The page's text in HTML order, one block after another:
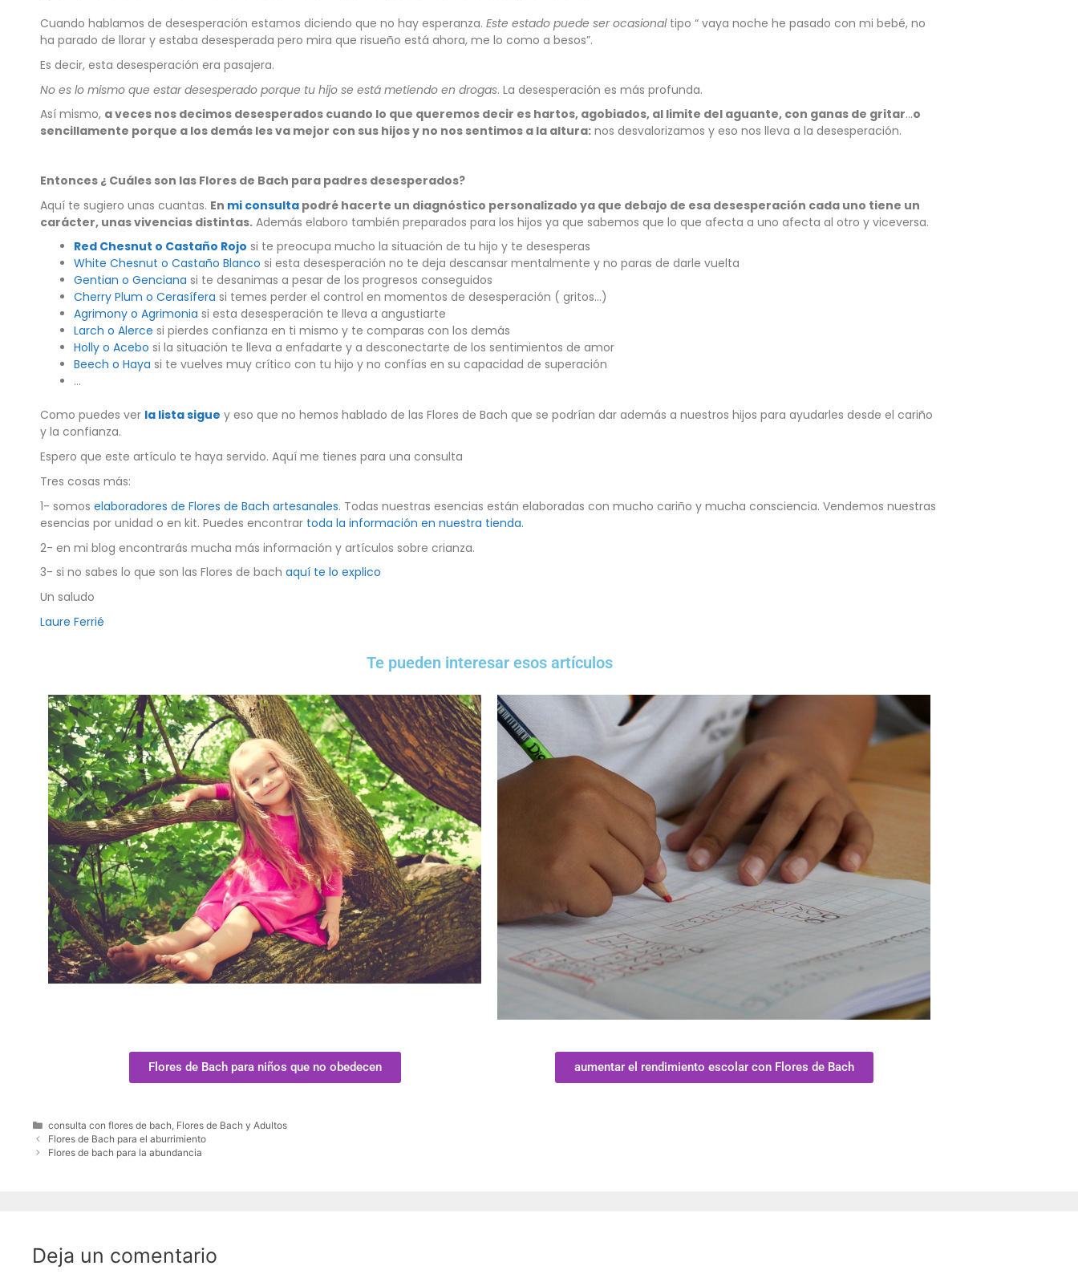
Cuando hablamos de desesperación estamos diciendo que no hay esperanza. Este estado puede ser ocasionaltipo “ vaya noche he pasado con mi bebé, no
ha parado de llorar y estaba desesperada pero mira que risueño está ahora, me lo como a besos”.
Es decir, esta desesperación era pasajera.
No es lo mismo que estar desesperado porque tu hijo se está metiendo en drogas. La desesperación es más profunda.
Así mismo, a veces nos decimos desesperados cuando lo que queremos decir es hartos, agobiados, al limite del aguante, con ganas de gritar…o
sencillamente porque a los demás les va mejor con sus hijos y no nos sentimos a la altura: nos desvalorizamos y eso nos lleva a la desesperación.
Entonces ¿ Cuáles son las Flores de Bach para padres desesperados?
Aquí te sugiero unas cuantas. En mi consulta podré hacerte un diagnóstico personalizado ya que debajo de esa desesperación cada uno tiene un
carácter, unas vivencias distintas. Además elaboro también preparados para los hijos ya que sabemos que lo que afecta a uno afecta al otro y viceversa.
Red Chesnut o Castaño Rojo si te preocupa mucho la situación de tu hijo y te desesperas
White Chesnut o Castaño Blanco si esta desesperación no te deja descansar mentalmente y no paras de darle vuelta
Gentian o Genciana si te desanimas a pesar de los progresos conseguidos
Cherry Plum o Cerasífera si temes perder el control en momentos de desesperación ( gritos…)
Agrimony o Agrimonia si esta desesperación te lleva a angustiarte
Larch o Alerce si pierdes confianza en ti mismo y te comparas con los demás
Holly o Acebo si la situación te lleva a enfadarte y a desconectarte de los sentimientos de amor
Beech o Haya si te vuelves muy crítico con tu hijo y no confías en su capacidad de superación
…
Como puedes ver la lista sigue y eso que no hemos hablado de las Flores de Bach que se podrían dar además a nuestros hijos para ayudarles desde el cariño
y la confianza.
Espero que este artículo te haya servido. Aquí me tienes para una consulta
Tres cosas más:
1- somos elaboradores de Flores de Bach artesanales. Todas nuestras esencias están elaboradas con mucho cariño y mucha consciencia. Vendemos nuestras
esencias por unidad o en kit. Puedes encontrar toda la información en nuestra tienda.
2- en mi blog encontrarás mucha más información y artículos sobre crianza.
3- si no sabes lo que son las Flores de bach aquí te lo explico
Un saludo
Laure Ferrié
Te pueden interesar esos artículos
Flores de Bach para niños que no obedecen aumentar el rendimiento escolar con Flores de Bach
consulta con flores de bach Flores de Bach y Adultos
Flores de Bach para el aburrimiento
Flores de bach para la abundancia
Deja un comentario